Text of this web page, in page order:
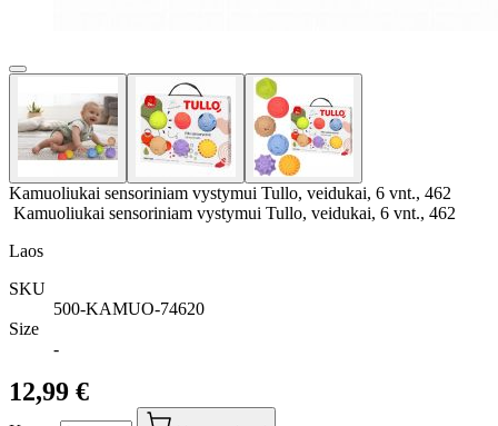
Kamuoliukai sensoriniam vystymui Tullo, veidukai, 6 vnt., 462
Kamuoliukai sensoriniam vystymui Tullo, veidukai, 6 vnt., 462
Laos
SKU
500-KAMUO-74620
Size
-
12,99 €